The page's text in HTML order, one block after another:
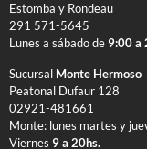
Estomba y Rondeau
291 571-5645
Lunes a sábado de 9:00 a
Sucursal Monte Hermoso
Peatonal Dufaur 128
02921-481661
Monte: lunes martes y
Viernes 9 a 20hs.